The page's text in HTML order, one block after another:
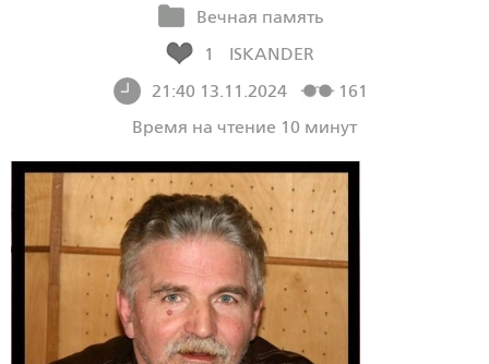
Вечная память
1
ISKANDER
21:40 13.11.2024
161
Время на чтение 10 минут